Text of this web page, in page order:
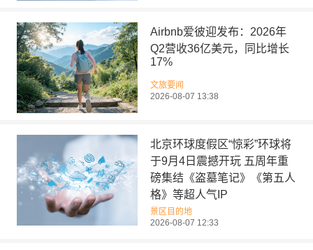
Airbnb爱彼迎发布：2026年
Q2营收36亿美元，同比增长
17%
文旅要闻
2026-08-07 13:38
北京环球度假区“惊彩”环球将
于9月4日震撼开玩 五周年重
磅集结《盗墓笔记》《第五人
格》等超人气IP
景区目的地
2026-08-07 12:33